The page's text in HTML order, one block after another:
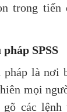
trong tiến
SPSS
pháp là nơi
mọi
các lệnh